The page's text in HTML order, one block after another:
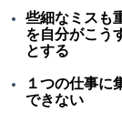
些細なミスも
を自分がこう
とする
１つの仕事に
できない